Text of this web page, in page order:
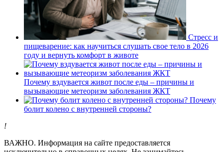
Стресс и
пищеварение: как научиться слушать свое тело в 2026
году и вернуть комфорт в животе
Почему вздувается живот после еды – причины и
вызывающие метеоризм заболевания ЖКТ
Почему
болит колено с внутренней стороны?
!
ВАЖНО. Информация на сайте предоставляется